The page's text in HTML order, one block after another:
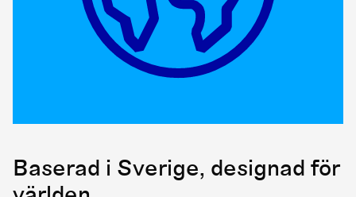
Baserad i Sverige, designad för